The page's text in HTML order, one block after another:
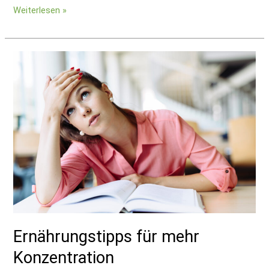
Weiterlesen »
Ernährungstipps für mehr
Konzentration
Konzentration